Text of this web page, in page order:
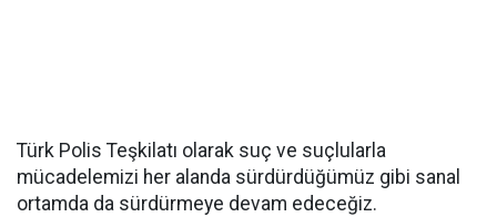
Türk Polis Teşkilatı olarak suç ve suçlularla
mücadelemizi her alanda sürdürdüğümüz gibi sanal
ortamda da sürdürmeye devam edeceğiz.